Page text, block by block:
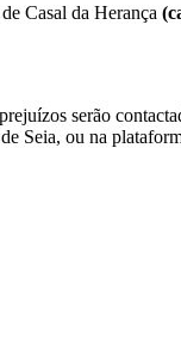
Casal da Herança
serão
Seia, ou na